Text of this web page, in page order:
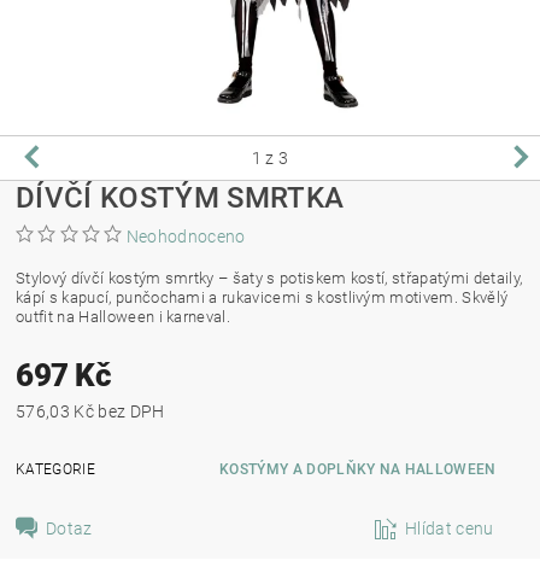
1 z 3
DÍVČÍ KOSTÝM SMRTKA
Neohodnoceno
Stylový dívčí kostým smrtky – šaty s potiskem kostí, střapatými detaily,
kápí s kapucí, punčochami a rukavicemi s kostlivým motivem. Skvělý
outfit na Halloween i karneval.
697 Kč
576,03 Kč bez DPH
KATEGORIE KOSTÝMY A DOPLŇKY NA HALLOWEEN
Dotaz Hlídat cenu